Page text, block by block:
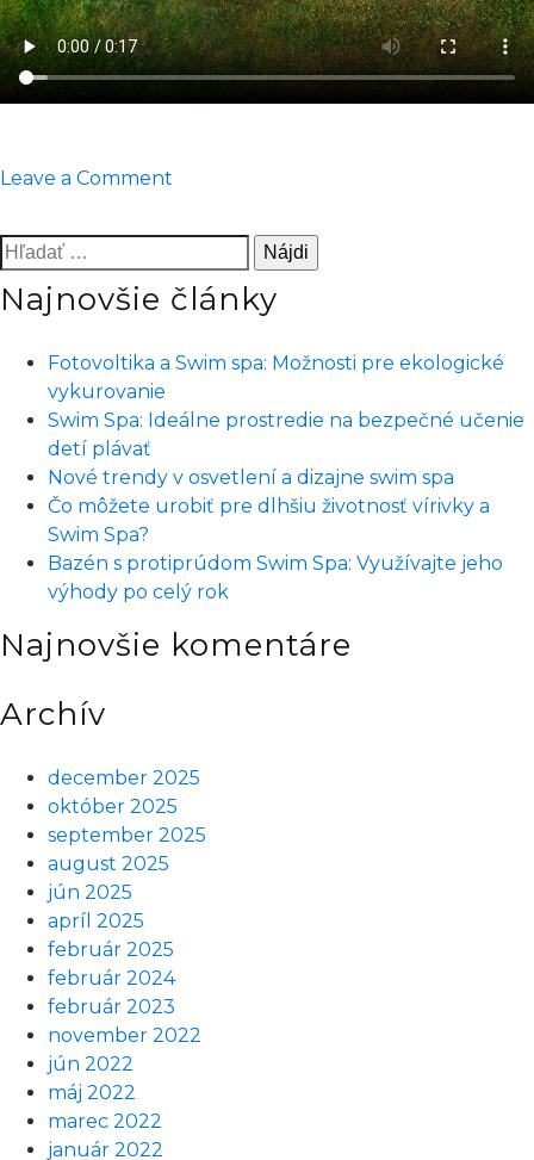
Leave a Comment
dôvody,
prečo
je
celoročný
nadzemný
bazén
od
USSPA®
ideálny
pre
rodiny
deťmi
či
páry
Hľadať:
Najnovšie články
Fotovoltika a Swim spa: Možnosti pre ekologické
vykurovanie
Swim Spa: Ideálne prostredie na bezpečné učenie
detí plávať
Nové trendy v osvetlení a dizajne swim spa
Čo môžete urobiť pre dlhšiu životnosť vírivky a
Swim Spa?
Bazén s protiprúdom Swim Spa: Využívajte jeho
výhody po celý rok
Najnovšie komentáre
Archív
december 2025
október 2025
september 2025
august 2025
jún 2025
apríl 2025
február 2025
február 2024
február 2023
november 2022
jún 2022
máj 2022
marec 2022
január 2022